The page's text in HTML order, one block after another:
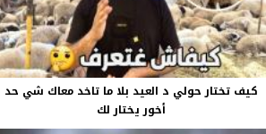
كيف تختار حولي د العيد بلا ما تاخد معاك شي حد
أخور يختار لك